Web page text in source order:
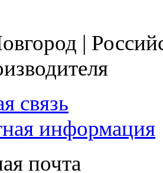
|
связь
информация
почта